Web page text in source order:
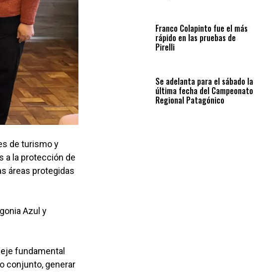
de turismo y
a la protección de
áreas protegidas
Azul y
fundamental
conjunto, generar
Franco Colapinto fue el más
rápido en las pruebas de
Pirelli
Se adelanta para el sábado la
última fecha del Campeonato
Regional Patagónico